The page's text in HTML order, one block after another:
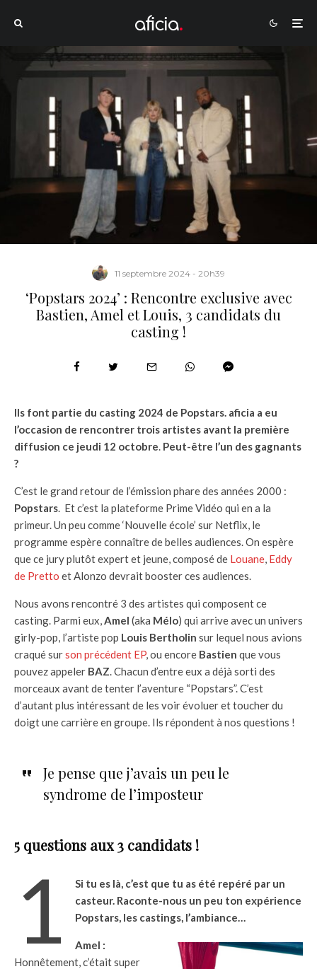
11 septembre 2024 - 20h39
‘Popstars 2024’ : Rencontre exclusive avec
Bastien, Amel et Louis, 3 candidats du
casting !
Ils font partie du casting 2024 de Popstars. aficia a eu
l’occasion de rencontrer trois artistes avant la première
diffusion ce jeudi 12 octobre. Peut-être l’un des gagnants
?
C’est le grand retour de l’émission phare des années 2000 :
Popstars. Et c’est la plateforme Prime Vidéo qui en a la
primeur. Un peu comme ‘Nouvelle école’ sur Netflix, le
programme espère connaître de belles audiences. On espère
que ce jury plutôt expert et jeune, composé de Louane, Eddy
de Pretto et Alonzo devrait booster ces audiences.
Nous avons rencontré 3 des artistes qui composent ce
casting. Parmi eux,Amel (aka Mélo) qui arrive avec un univers
girly-pop, l’artiste pop Louis Bertholin sur lequel nous avions
craqué surson précédent EP, ou encore Bastien que vous
pouvez appeler BAZ. Chacun d’entre eux a déjà sorti des
morceaux avant de tenter l’aventure “Popstars”. C’est
d’autant plus intéressant de les voir évoluer et toucher du
doigt une carrière en groupe. Ils répondent à nos questions !
Je pense que j’avais un peu le
syndrome de l’imposteur
5 questions aux 3 candidats !
1
Si tu es là, c’est que tu as été repéré par un
casteur. Raconte-nous un peu ton expérience
Popstars, les castings, l’ambiance…
Amel :
Honnêtement, c’était super